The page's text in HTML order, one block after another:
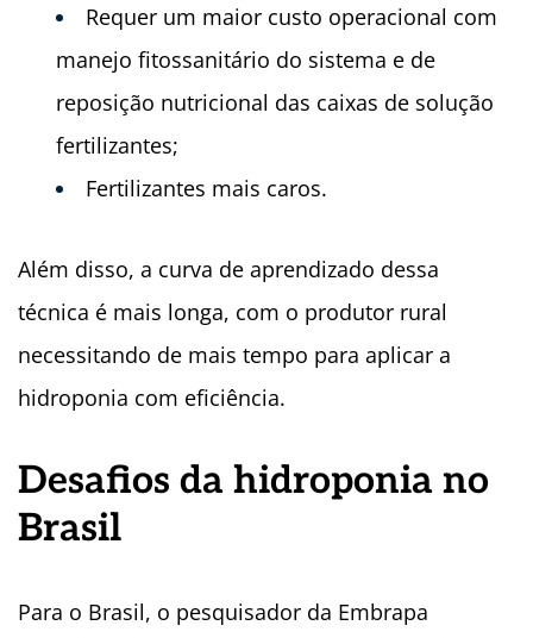
Requer um maior custo operacional com
manejo fitossanitário do sistema e de
reposição nutricional das caixas de solução
fertilizantes;
Fertilizantes mais caros.
Além disso, a curva de aprendizado dessa
técnica é mais longa, com o produtor rural
necessitando de mais tempo para aplicar a
hidroponia com eficiência.
Desafios da hidroponia no
Brasil
Para o Brasil, o pesquisador da Embrapa